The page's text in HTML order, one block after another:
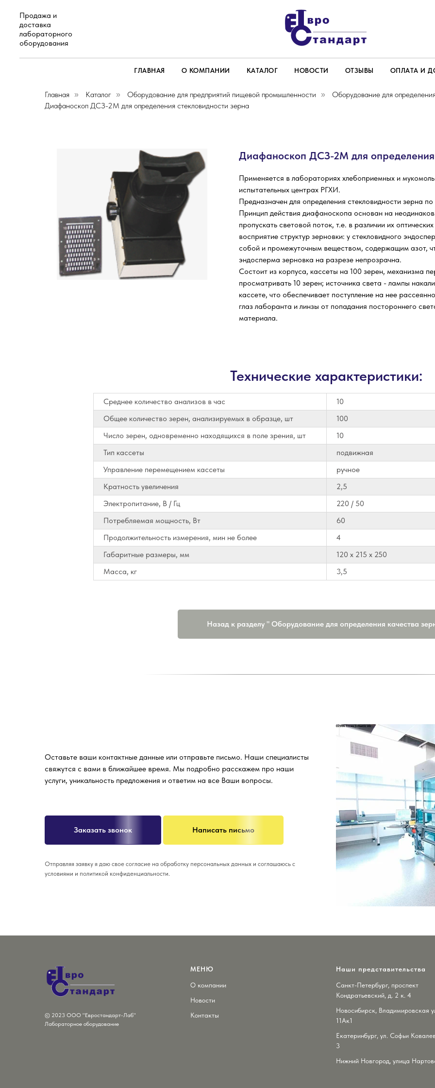
Продажа и
доставка
лабораторного
оборудования
ГЛАВНАЯ О КОМПАНИИ КАТАЛОГ НОВОСТИ ОТЗЫВЫ ОПЛАТА И
Главная » Каталог » Оборудование для предприятий пищевой промышленности »
Оборудование для
Диафаноскоп ДСЗ-2М для определения стекловидности зерна
Диафаноскоп ДСЗ-2М для определения
Применяется в лабораториях хлебоприемных и
испытательных центрах РГХИ.
Предназначен для определения стекловидности зерна
Принцип действия диафаноскопа основан на
пропускать световой поток, т.е. в различии их
восприятие структур зерновки: у стекловидного
собой и промежуточным веществом, содержащим азот,
эндосперма зерновка на разрезе непрозрачна.
Состоит из корпуса, кассеты на 100 зерен, механизма
просматривать 10 зерен; источника света - лампы
кассете, что обеспечивает поступление на нее
глаз лаборанта и линзы от попадания постороннего
материала.
Технические характеристики:
Среднее количество анализов в час
10
Общее количество зерен, анализируемых в образце, шт
100
Число зерен, одновременно находящихся в поле зрения, шт
10
Тип кассеты
подвижная
Управление перемещением кассеты
ручное
Кратность увеличения
2,5
Электропитание, В / Гц
220 / 50
Потребляемая мощность, Вт
60
Продолжительность измерения, мин не более
4
Габаритные размеры, мм
120 х 215 х 250
Масса, кг
3,5
Назад к разделу " Оборудование для определения качества
Оставьте ваши контактные данные или отправьте письмо. Наши специалисты
свяжутся с вами в ближайшее время. Мы подробно расскажем про наши
услуги, уникальность предложения и ответим на все Ваши вопросы.
Заказать звонок Написать письмо
Отправляя заявку я даю свое согласие на обработку персональных данных и соглашаюсь с
условиями и политикой конфиденциальности.
© 2023 ООО "Евростандарт-Лаб"
Лабораторное оборудование
МЕНЮ
О компании
Новости
Контакты
Наши представительства
Санкт-Петербург, проспект
Кондратьевский, д. 2 к. 4
Новосибирск, Владимировская
11Ак1
Екатеринбург, ул. Софьи
3
Нижний Новгород, улица